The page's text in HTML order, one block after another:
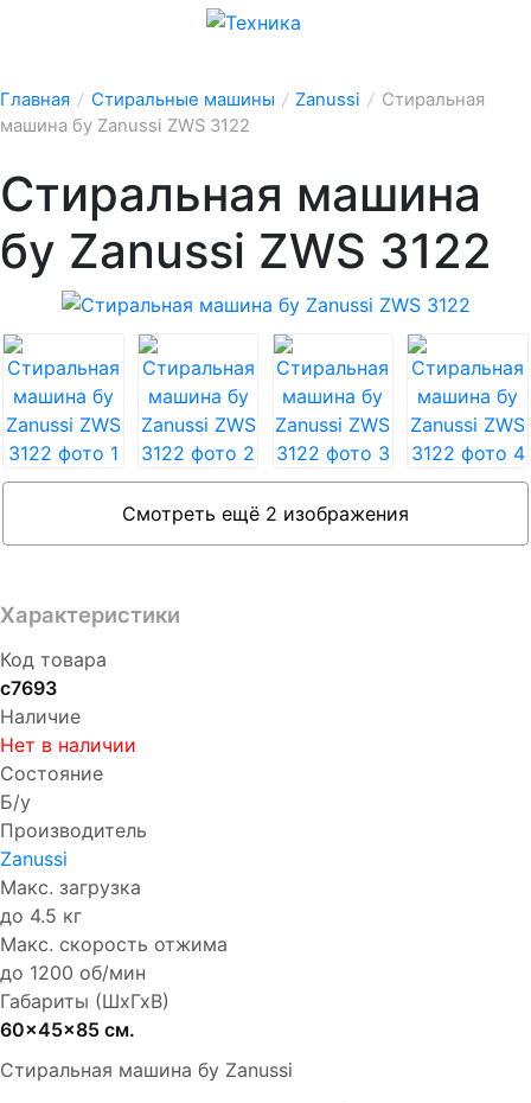
Главная / Стиральные машины / Zanussi / Стиральная
машина бу Zanussi ZWS 3122
Стиральная машина
бу Zanussi ZWS 3122
Смотреть ещё 2 изображения
Характеристики
Код товара
с7693
Наличие
Нет в наличии
Состояние
Б/у
Производитель
Zanussi
Макс. загрузка
до 4.5 кг
Макс. скорость отжима
до 1200 об/мин
Габариты (ШхГхВ)
60x45x85 см.
Стиральная машина бу Zanussi